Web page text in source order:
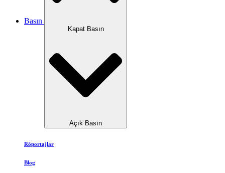
Basın
Kapat Basın
Açık Basın
Röportajlar
Blog